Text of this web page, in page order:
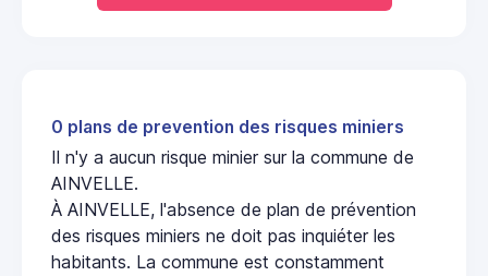
0 plans de prevention des risques miniers
Il n'y a aucun risque minier sur la commune de
AINVELLE.
À AINVELLE, l'absence de plan de prévention
des risques miniers ne doit pas inquiéter les
habitants. La commune est constamment